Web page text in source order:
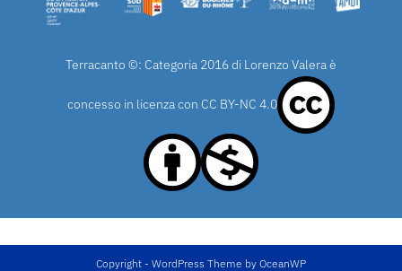
Terracanto ©: Categoria 2016 di Lorenzo Valera è
concesso in licenza con CC BY-NC 4.0
Copyright - WordPress Theme by OceanWP